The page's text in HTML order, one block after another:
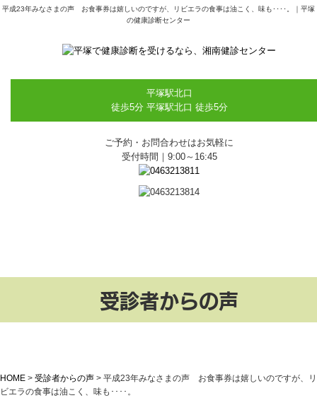
平成23年みなさまの声 お食事券は嬉しいのですが、リビエラの食事は油こく、味も････。｜平塚
の健康診断センター
平塚駅北口
徒歩5分 平塚駅北口 徒歩5分
ご予約・お問合わせはお気軽に
受付時間｜9:00～16:45
受診者からの声
HOME > 受診者からの声 > 平成23年みなさまの声 お食事券は嬉しいのですが、リ
ビエラの食事は油こく、味も････。